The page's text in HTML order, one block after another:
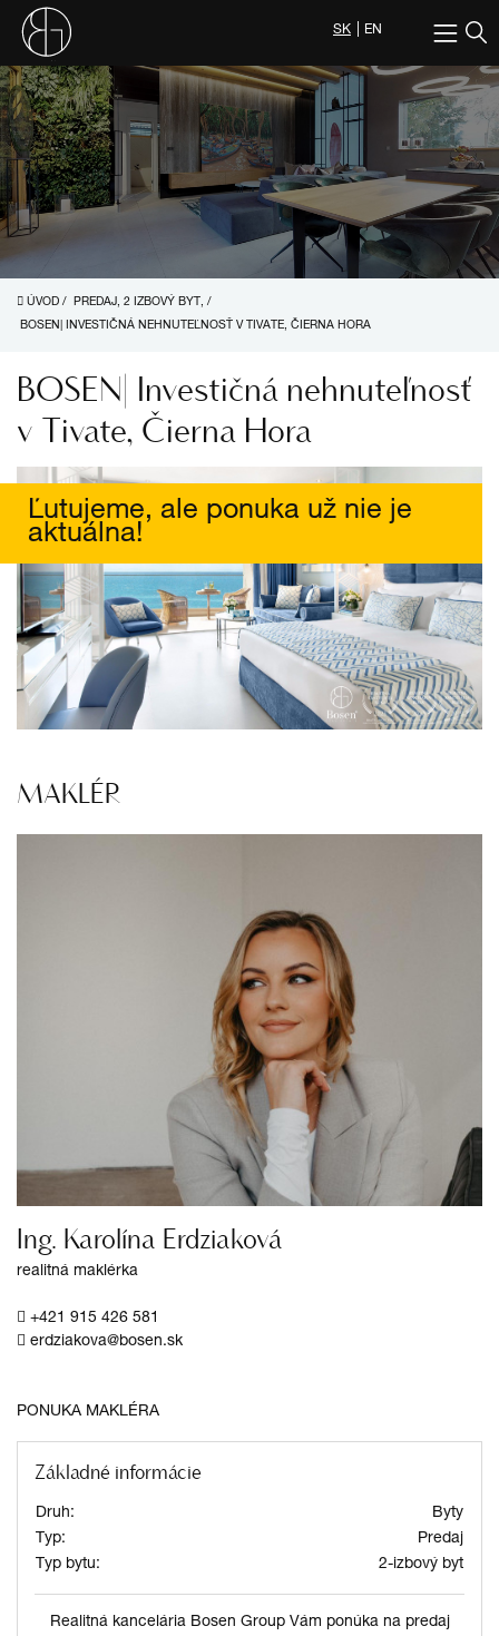
SK EN
ÚVOD / PREDAJ, 2 IZBOVÝ BYT, /
BOSEN| INVESTIČNÁ NEHNUTEĽNOSŤ V TIVATE, ČIERNA HORA
BOSEN| Investičná nehnuteľnosť
v Tivate, Čierna Hora
Ľutujeme, ale ponuka už nie je
aktuálna!
MAKLÉR
Ing. Karolína Erdziaková
realitná maklérka
+421 915 426 581
erdziakova@bosen.sk
PONUKA MAKLÉRA
Základné informácie
Druh:
Byty
Typ:
Predaj
Typ bytu:
2-izbový byt
Realitná kancelária Bosen Group Vám ponúka na predaj